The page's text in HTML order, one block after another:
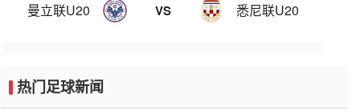
曼立联U20 VS 悉尼联U20
热门足球新闻